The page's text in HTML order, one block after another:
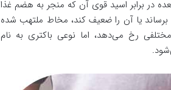
برابر اسید قوی آن که منجر به هضم غذا
یا آن را ضعیف کند، مخاط ملتهب شده
رخ می‌دهد، اما نوعی باکتری به نام